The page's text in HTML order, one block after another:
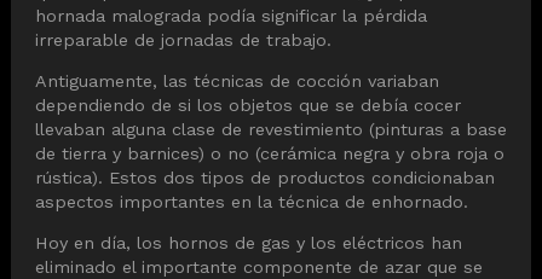
hornada malograda podía significar la pérdida
irreparable de jornadas de trabajo.
Antiguamente, las técnicas de cocción variaban
dependiendo de si los objetos que se debía cocer
llevaban alguna clase de revestimiento (pinturas a base
de tierra y barnices) o no (cerámica negra y obra roja o
rústica). Estos dos tipos de productos condicionaban
aspectos importantes en la técnica de enhornado.
Hoy en día, los hornos de gas y los eléctricos han
eliminado el importante componente de azar que se